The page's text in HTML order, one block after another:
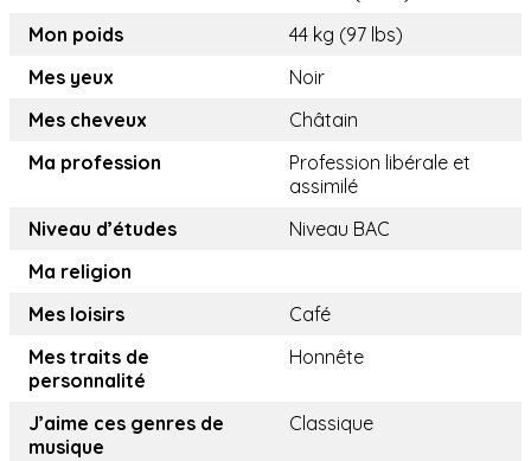
Mon poids
44 kg (97 lbs)
Mes yeux
Noir
Mes cheveux
Châtain
Ma profession
Profession libérale et
assimilé
Niveau d’études
Niveau BAC
Ma religion
Mes loisirs
Café
Mes traits de
personnalité
Honnête
J’aime ces genres de
musique
Classique